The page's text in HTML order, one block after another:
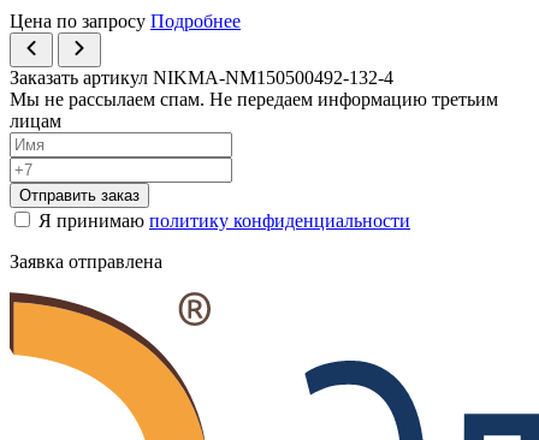
Цена по запросу Подробнее
Заказать артикул NIKMA-NM150500492-132-4
Мы не рассылаем спам. Не передаем информацию третьим
лицам
Отправить заказ
Я принимаю политику конфиденциальности
Заявка отправлена